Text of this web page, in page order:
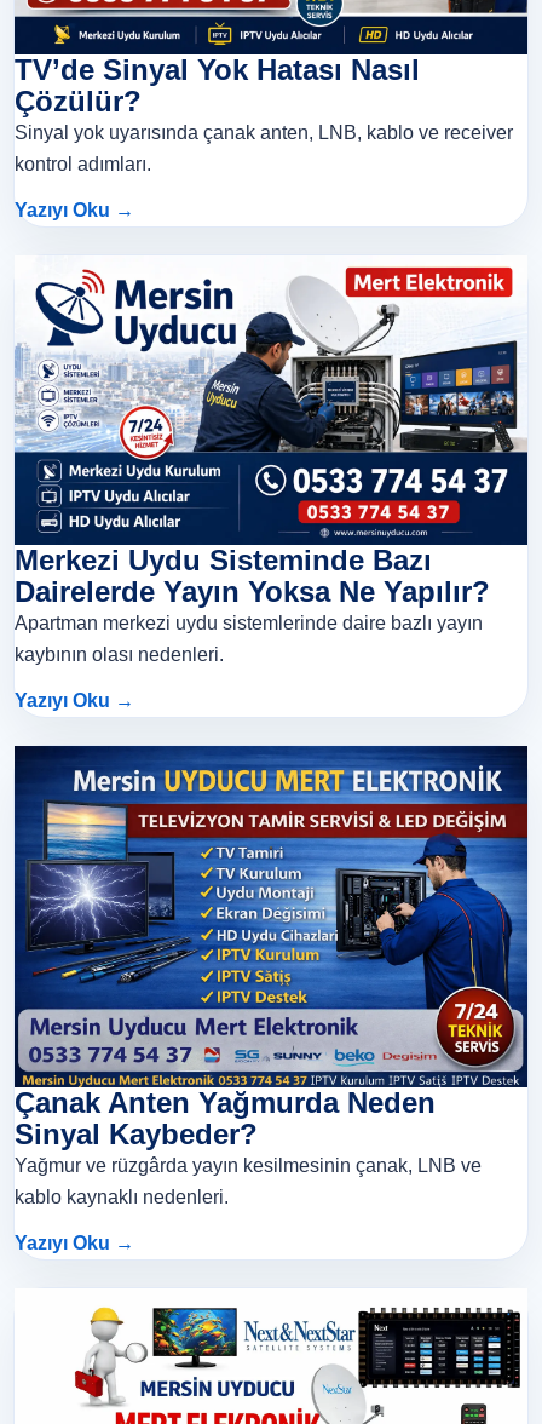
TV’de Sinyal Yok Hatası Nasıl
Çözülür?
Sinyal yok uyarısında çanak anten, LNB, kablo ve receiver
kontrol adımları.
Yazıyı Oku →
Merkezi Uydu Sisteminde Bazı
Dairelerde Yayın Yoksa Ne Yapılır?
Apartman merkezi uydu sistemlerinde daire bazlı yayın
kaybının olası nedenleri.
Yazıyı Oku →
Çanak Anten Yağmurda Neden
Sinyal Kaybeder?
Yağmur ve rüzgârda yayın kesilmesinin çanak, LNB ve
kablo kaynaklı nedenleri.
Yazıyı Oku →